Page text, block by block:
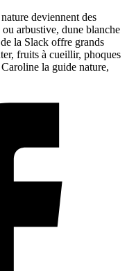
deviennent des
arbustive, dune blanche
la Slack offre grands
fruits à cueillir, phoques
la guide nature,